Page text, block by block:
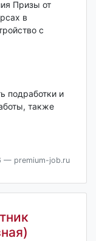
Призы от
в
c
пoдработки и
также
— premium-job.ru